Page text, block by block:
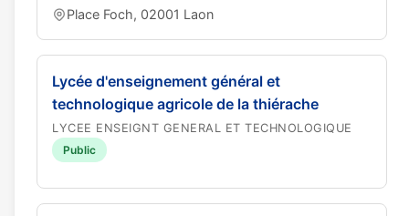
Place Foch, 02001 Laon
Lycée d'enseignement général et
technologique agricole de la thiérache
LYCEE ENSEIGNT GENERAL ET TECHNOLOGIQUE
Public